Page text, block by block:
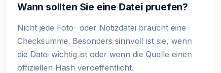
Wann sollten Sie eine Datei pruefen?
Nicht jede Foto- oder Notizdatei braucht eine
Checksumme. Besonders sinnvoll ist sie, wenn
die Datei wichtig ist oder wenn die Quelle einen
offiziellen Hash veroeffentlicht.